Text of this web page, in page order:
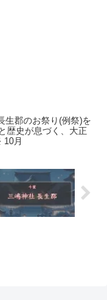
生郡のお祭り(例祭)を
歴史が息づく、大正
10月